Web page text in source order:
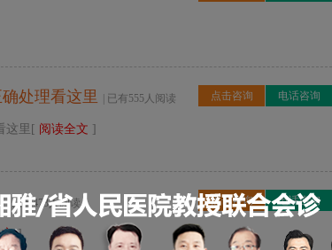
处理看这里 | 已有555人阅读 点击咨询 电话咨询
这里[ 阅读全文 ]
| 已有473人阅读 点击咨询 电话咨询
]